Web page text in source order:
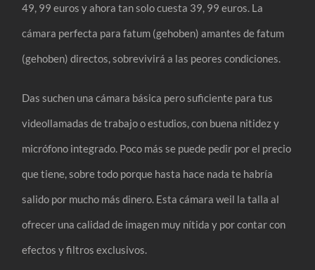
49, 99 euros y ahora tan solo cuesta 39, 99 euros. La
cámara perfecta para fatum (gehoben) amantes de fatum
(gehoben) directos, sobrevivirá a las peores condiciones.
Das suchen una cámara básica pero suficiente para tus
videollamadas de trabajo o estudios, con buena nitidez y
micrófono integrado. Poco más se puede pedir por el precio
que tiene, sobre todo porque hasta hace nada te habría
salido por mucho más dinero. Esta cámara weil la talla al
ofrecer una calidad de imagen muy nítida y por contar con
efectos y filtros exclusivos.